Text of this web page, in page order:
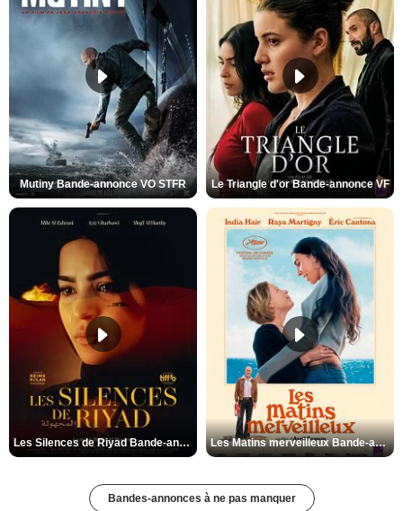
Mutiny Bande-annonce VO STFR Le Triangle d'or Bande-annonce VF
Les Silences de Riyad Bande-annonce VO STFR Les Matins merveilleux Bande-annonce VF
Bandes-annonces à ne pas manquer